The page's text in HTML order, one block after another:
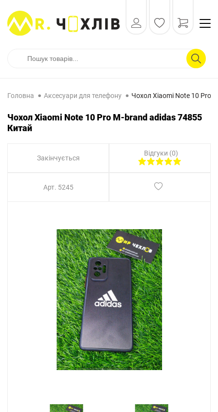
Головна Аксесуари для телефону Чохол Xiaomi Note 10 Pro
Чохол Xiaomi Note 10 Pro M-brand adidas 74855
Китай
Закінчується
Відгуки (0)
Арт. 5245